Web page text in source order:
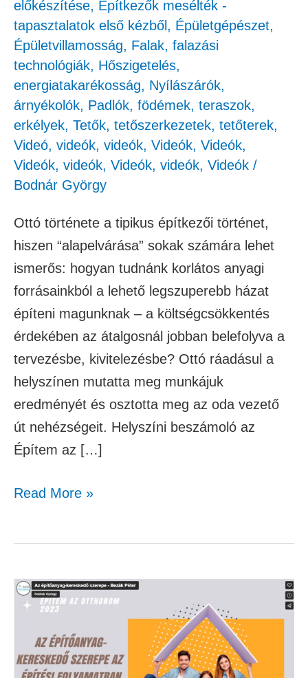
előkészítése, Építkezők mesélték -
tapasztalatok első kézből , Épületgépészet,
Épületvillamosság, Falak, falazási
technológiák, Hőszigetelés,
energiatakarékosság, Nyílászárók,
árnyékolók, Padlók, födémek, teraszok,
erkélyek, Tetők, tetőszerkezetek, tetőterek,
Videó, videók, videók, Videók, Videók,
Videók, videók, Videók, videók, Videók /
Bodnár György
Ottó története a tipikus építkezői történet,
hiszen “alapelvárása” sokak számára lehet
ismerős: hogyan tudnánk korlátos anyagi
forrásainkból a lehető legszuperebb házat
építeni magunknak – a költségcsökkentés
érdekében az átalgosnál jobban belefolyva a
tervezésbe, kivitelezésbe? Ottó ráadásul a
helyszínen mutatta meg munkájuk
eredményét és osztotta meg az oda vezető
út nehézségeit. Helyszíni beszámoló az
Építem az […]
Read More »
Az
építőanyag-
kereskedő
szerepe